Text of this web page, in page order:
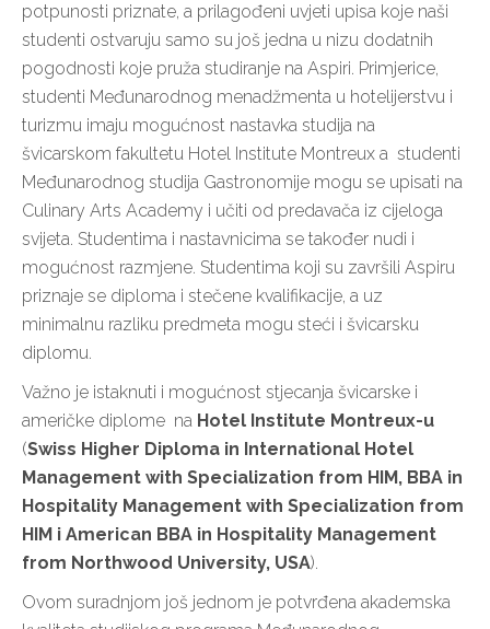
potpunosti priznate, a prilagođeni uvjeti upisa koje naši
studenti ostvaruju samo su još jedna u nizu dodatnih
pogodnosti koje pruža studiranje na Aspiri. Primjerice,
studenti Međunarodnog menadžmenta u hotelijerstvu i
turizmu imaju mogućnost nastavka studija na
švicarskom fakultetu Hotel Institute Montreux a studenti
Međunarodnog studija Gastronomije mogu se upisati na
Culinary Arts Academy i učiti od predavača iz cijeloga
svijeta. Studentima i nastavnicima se također nudi i
mogućnost razmjene. Studentima koji su završili Aspiru
priznaje se diploma i stečene kvalifikacije, a uz
minimalnu razliku predmeta mogu steći i švicarsku
diplomu.
Važno je istaknuti i mogućnost stjecanja švicarske i
američke diplome na Hotel Institute Montreux-u
(Swiss Higher Diploma in International Hotel
Management with Specialization from HIM, BBA in
Hospitality Management with Specialization from
HIM i American BBA in Hospitality Management
from Northwood University, USA).
Ovom suradnjom još jednom je potvrđena akademska